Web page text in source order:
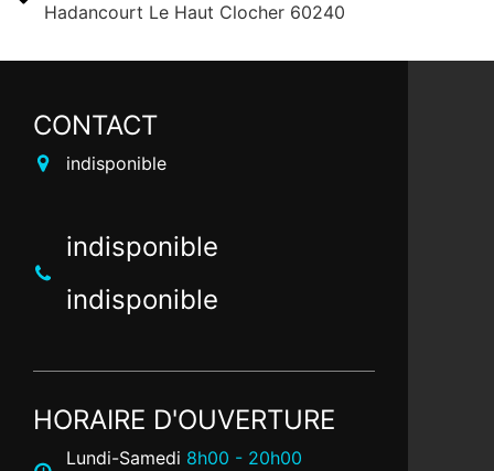
Hadancourt Le Haut Clocher 60240
CONTACT
indisponible
indisponible
indisponible
HORAIRE D'OUVERTURE
Lundi-Samedi 8h00 - 20h00